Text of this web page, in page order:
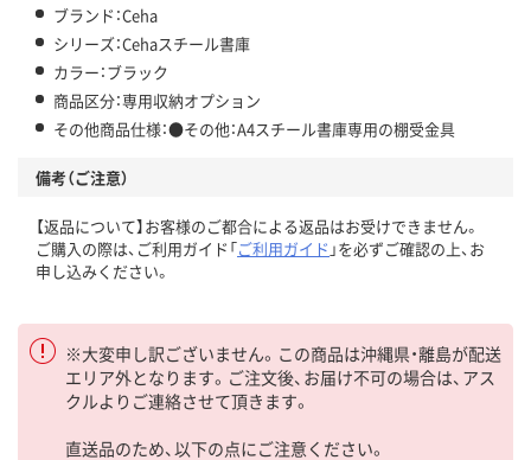
ブランド：Ceha
シリーズ：Cehaスチール書庫
カラー：ブラック
商品区分：専用収納オプション
その他商品仕様：●その他：A4スチール書庫専用の棚受金具
備考（ご注意）
【返品について】お客様のご都合による返品はお受けできません。
ご購入の際は、ご利用ガイド「ご利用ガイド 」を必ずご確認の上、お
申し込みください。
※大変申し訳ございません。この商品は沖縄県・離島が配送
エリア外となります。ご注文後、お届け不可の場合は、アス
クルよりご連絡させて頂きます。
直送品のため、以下の点にご注意ください。